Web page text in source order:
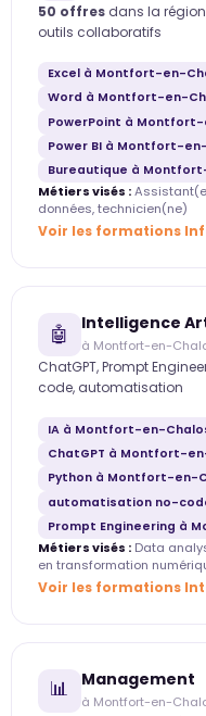
50 offres dans la région
outils collaboratifs
Excel à Montfort-en-
Word à Montfort-en-
PowerPoint à
Power BI à Montfort-
Bureautique à
Métiers visés :
données, technicien(ne)
Voir les formations
🤖 Intelligence
à Montfort-en-
ChatGPT, Prompt
code, automatisation
IA à Montfort-en-
ChatGPT à Montfort-
Python à Montfort-en-
automatisation no-
Prompt Engineering à
Métiers visés : Data
en transformation
Voir les formations
📊 Management
à Montfort-en-